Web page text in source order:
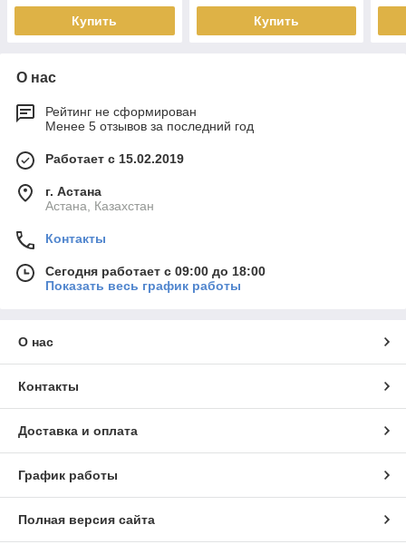
Купить Купить
О нас
Рейтинг не сформирован
Менее 5 отзывов за последний год
Работает с 15.02.2019
г. Астана
Астана, Казахстан
Контакты
Сегодня работает с 09:00 до 18:00
Показать весь график работы
О нас
Контакты
Доставка и оплата
График работы
Полная версия сайта